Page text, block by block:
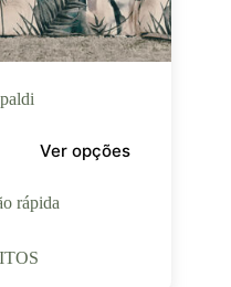
Ver opções
rápida